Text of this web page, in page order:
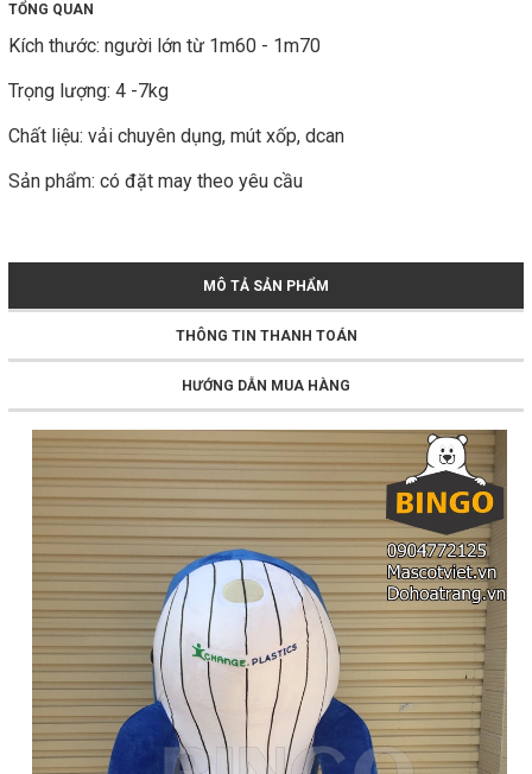
TỔNG QUAN
Kích thước: người lớn từ 1m60 - 1m70
Trọng lượng: 4 -7kg
Chất liệu: vải chuyên dụng, mút xốp, dcan
Sản phẩm: có đặt may theo yêu cầu
MÔ TẢ SẢN PHẨM
THÔNG TIN THANH TOÁN
HƯỚNG DẪN MUA HÀNG